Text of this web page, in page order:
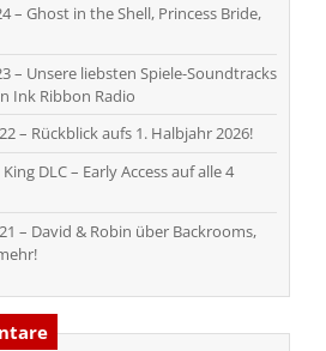
– Ghost in the Shell, Princess Bride,
– Unsere liebsten Spiele-Soundtracks
Ink Ribbon Radio
– Rückblick aufs 1. Halbjahr 2026!
DLC – Early Access auf alle 4
– David & Robin über Backrooms,